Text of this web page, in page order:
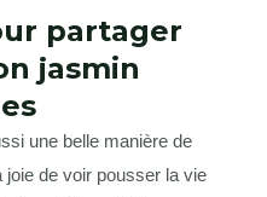
partager
jasmin
une belle manière de
joie de voir pousser la vie